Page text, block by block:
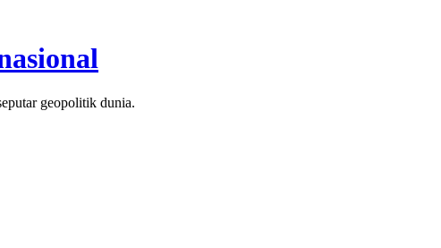
geopolitik dunia.